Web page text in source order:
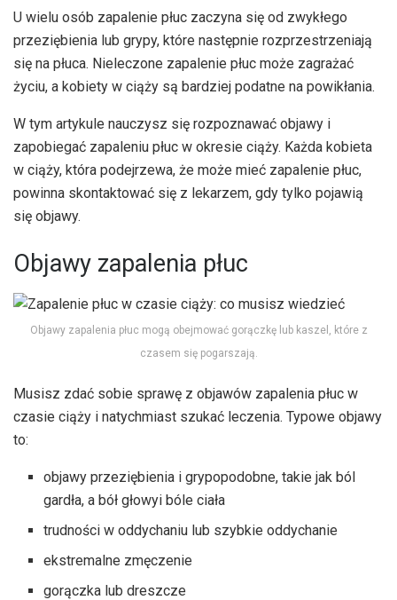
U wielu osób zapalenie płuc zaczyna się od zwykłego
przeziębienia lub grypy, które następnie rozprzestrzeniają
się na płuca. Nieleczone zapalenie płuc może zagrażać
życiu, a kobiety w ciąży są bardziej podatne na powikłania.
W tym artykule nauczysz się rozpoznawać objawy i
zapobiegać zapaleniu płuc w okresie ciąży. Każda kobieta
w ciąży, która podejrzewa, że ​​może mieć zapalenie płuc,
powinna skontaktować się z lekarzem, gdy tylko pojawią
się objawy.
Objawy zapalenia płuc
Objawy zapalenia płuc mogą obejmować gorączkę lub kaszel, które z
czasem się pogarszają.
Musisz zdać sobie sprawę z objawów zapalenia płuc w
czasie ciąży i natychmiast szukać leczenia. Typowe objawy
to:
objawy przeziębienia i grypopodobne, takie jak ból
gardła, abół głowyi bóle ciała
trudności w oddychaniu lub szybkie oddychanie
ekstremalne zmęczenie
gorączka lub dreszcze